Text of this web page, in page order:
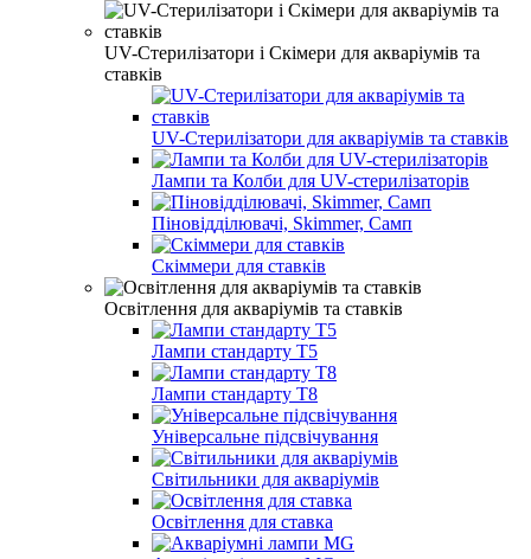
UV-Стерилізатори і Скімери для акваріумів та
ставків
UV-Стерилізатори для акваріумів та ставків
Лампи та Колби для UV-стерилізаторів
Піновідділювачі, Skimmer, Самп
Скіммери для ставків
Освітлення для акваріумів та ставків
Лампи стандарту T5
Лампи стандарту T8
Універсальне підсвічування
Світильники для акваріумів
Освітлення для ставка